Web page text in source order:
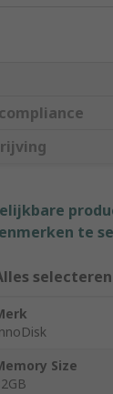
te
selecteren
Size